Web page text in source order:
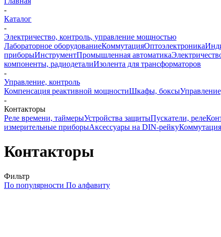
-
Каталог
-
Электричество, контроль, управление мощностью
Лабораторное оборудованиеКоммутацияОптоэлектроника
приборыИнструментПромышленная автоматика
компоненты, радиодеталиИзолента для трансформаторов
-
Управление, контроль
Компенсация реактивной мощностиШкафы, боксы
-
Контакторы
Реле времени, таймерыУстройства защитыПускатели, реле
измерительные приборыАксессуары на DIN-рейку
Контакторы
Фильтр
По популярности По алфавиту